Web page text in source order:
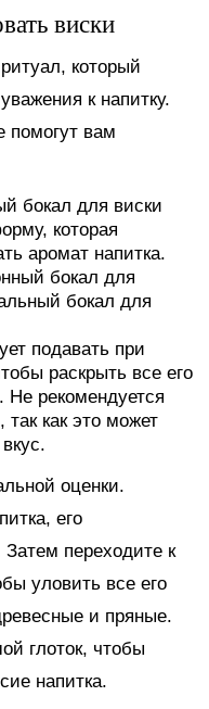
виски
который
к напитку.
помогут вам
бокал для виски
которая
аромат напитка.
бокал для
бокал для
подавать при
раскрыть все его
рекомендуется
как это может
оценки.
его
переходите к
уловить все его
и пряные.
глоток, чтобы
напитка.